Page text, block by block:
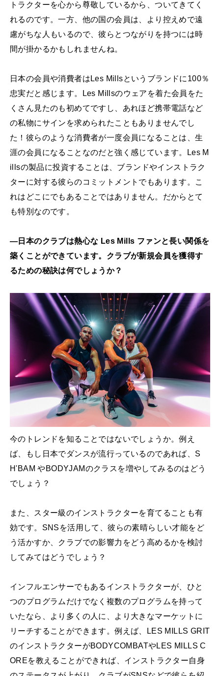
トラクターを心から尊敬しているから、ついてきてく
れるのです。一方、他の国の会員は、より控えめで遠
慮がちな人もいるので、彼らとつながりを持つには時
間が掛かるかもしれませんね。
日本の会員や消費者はLes Millsというブランドに100％
忠実だと感じます。Les Millsのウェアを着た会員をた
くさん見たのも初めてですし、あれほど携帯電話など
の私物にサインを求められたこともありませんでし
た！彼らのような消費者が一度会員になることは、生
涯の会員になることなのだと強く感じています。Les M
illsの製品に投資することは、ブランドやインストラク
ターに対する彼らのコミットメントでもあります。こ
れはどこにでもあることではありません。だからとて
も特別なのです。
―日本のクラブは熱心な Les Mills ファンと長い関係を
築くことができています。クラブが新規会員を獲得す
るための秘訣は何でしょうか？
今のトレンドを知ることではないでしょうか。例え
ば、もし日本でダンスが流行っているのであれば、S
H'BAM やBODYJAMのクラスを増やしてみるのはどう
でしょう？
また、スター級のインストラクターを育てることも有
効です。SNSを活用して、彼らの素晴らしい才能をど
う活かすか、クラブでの影響力をどう高めるかを検討
してみてはどうでしょう？
インフルエンサーでもあるインストラクターが、ひと
つのプログラムだけでなく複数のプログラムを持って
いたなら、より多くの人に、より大きなマーケットに
リーチすることができます。例えば、LES MILLS GRIT
のインストラクターがBODYCOMBATやLES MILLS C
OREを教えることができれば、インストラクター自身